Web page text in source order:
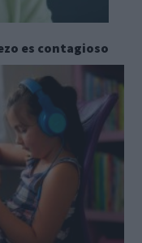
es contagioso